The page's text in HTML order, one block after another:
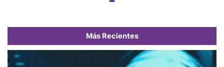
Más Recientes